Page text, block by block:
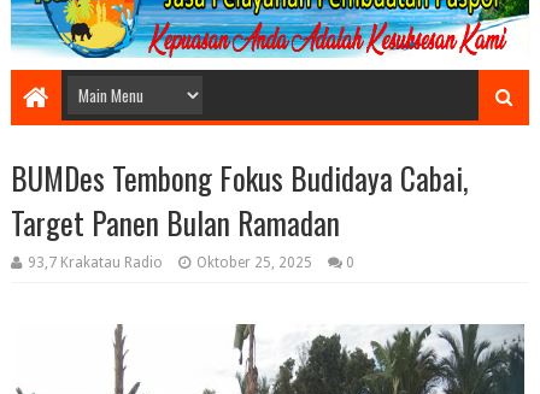
BUMDes Tembong Fokus Budidaya Cabai,
Target Panen Bulan Ramadan
93,7 Krakatau Radio Oktober 25, 2025 0